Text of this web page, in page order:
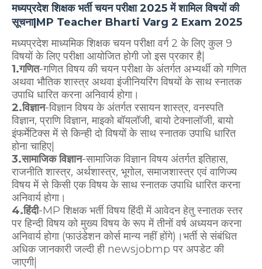
मध्यप्रदेश शिक्षक भर्ती चयन परीक्षा 2025 में शामिल विषयों की
सूचना|MP Teacher Bharti Varg 2 Exam 2025
मध्यप्रदेश माध्यमिक शिक्षक चयन परीक्षा वर्ग 2 के लिए कुल 9
विषयों के लिए परीक्षा आयोजित होगी जो इस प्रकार है|
1.गणित-गणित विषय की चयन परीक्षा के अंतर्गत अभ्यर्थी को गणित
अथवा भौतिक शास्त्र अथवा इंजीनियरिंग विषयों के साथ स्नातक
उपाधि धारित करना अनिवार्य होगा।
2.विज्ञान-विज्ञान विषय के अंतर्गत रसायन शास्त्र, वनस्पति
विज्ञान, प्राणि विज्ञान, माइको बॉयलॉजी, बायो टेक्नालॉजी, बायो
इंफर्मेटिक्स में से किन्ही दो विषयों के साथ स्नातक उपाधि धारित
होना चाहिए|
3.सामाजिक विज्ञान-सामाजिक विज्ञान विषय अंतर्गत इतिहास,
राजनीति शास्त्र, अर्थशास्त्र, भूगोल, समाजशास्त्र एवं वाणिज्य
विषय में से किसी एक विषय के साथ स्नातक उपाधि धारित करना
अनिवार्य होगा।
4.हिंदी-MP शिक्षक भर्ती विषय हिंदी में आवेदन हेतु स्नातक स्तर
पर हिन्दी विषय को मुख्य विषय के रूप में तीनों वर्ष अध्ययन करना
अनिवार्य होगा (फाउंडेशन कोर्स मान्य नहीं होंगे)।भर्ती से संबंधित
अधिक जानकारी जल्दी ही newsjobmp पर अपडेट की
जाएगी|